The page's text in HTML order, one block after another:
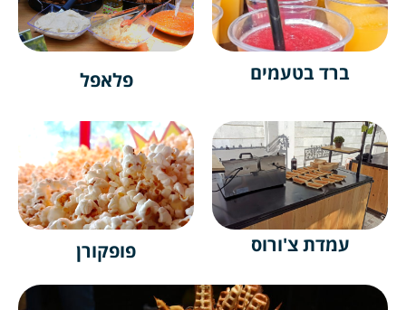
ברד בטעמים פלאפל
עמדת צ'ורוס פופקורן